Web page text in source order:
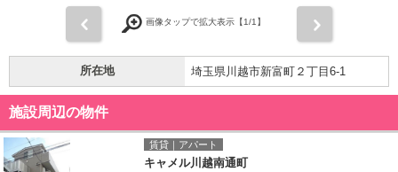
画像タップで拡大表示【1/1】
所在地 埼玉県川越市新富町２丁目6-1
施設周辺の物件
賃貸｜アパート
キャメル川越南通町